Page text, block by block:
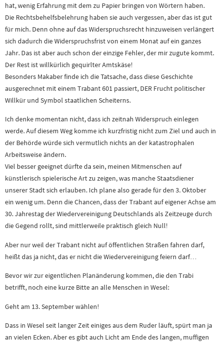
hat, wenig Erfahrung mit dem zu Papier bringen von Wörtern haben.
Die Rechtsbehelfsbelehrung haben sie auch vergessen, aber das ist gut
für mich. Denn ohne auf das Widerspruchsrecht hinzuweisen verlängert
sich dadurch die Widerspruchsfrist von einem Monat auf ein ganzes
Jahr. Das ist aber auch schon der einzige Fehler, der mir zugute kommt.
Der Rest ist willkürlich gequirlter Amtskäse!
Besonders Makaber finde ich die Tatsache, dass diese Geschichte
ausgerechnet mit einem Trabant 601 passiert, DER Frucht politischer
Willkür und Symbol staatlichen Scheiterns.
Ich denke momentan nicht, dass ich zeitnah Widerspruch einlegen
werde. Auf diesem Weg komme ich kurzfristig nicht zum Ziel und auch in
der Behörde würde sich vermutlich nichts an der katastrophalen
Arbeitsweise ändern.
Viel besser geeignet dürfte da sein, meinen Mitmenschen auf
künstlerisch spielerische Art zu zeigen, was manche Staatsdiener
unserer Stadt sich erlauben. Ich plane also gerade für den 3. Oktober
ein wenig um. Denn die Chancen, dass der Trabant auf eigener Achse am
30. Jahrestag der Wiedervereinigung Deutschlands als Zeitzeuge durch
die Gegend rollt, sind mittlerweile praktisch gleich Null!
Aber nur weil der Trabant nicht auf öffentlichen Straßen fahren darf,
heißt das ja nicht, das er nicht die Wiedervereinigung feiern darf…
Bevor wir zur eigentlichen Planänderung kommen, die den Trabi
betrifft, noch eine kurze Bitte an alle Menschen in Wesel:
Geht am 13. September wählen!
Dass in Wesel seit langer Zeit einiges aus dem Ruder läuft, spürt man ja
an vielen Ecken. Aber es gibt auch Licht am Ende des langen, muffigen